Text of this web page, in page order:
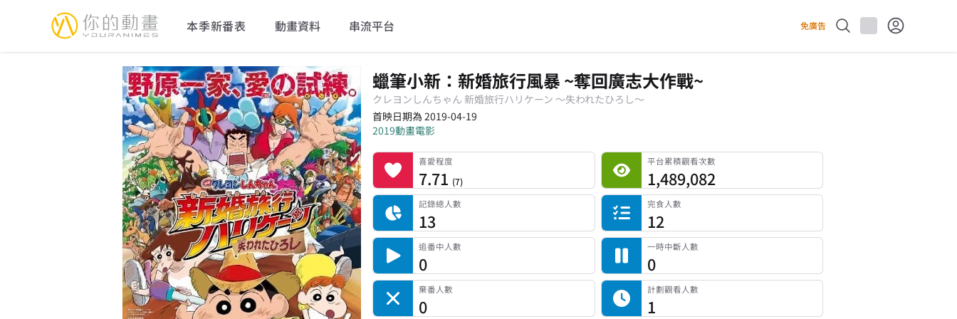
YourAnimes 你的動畫 本季新番表 動畫資料 串流平台 免廣告
蠟筆小新：新婚旅行風暴 ~奪回廣志大作戰~
クレヨンしんちゃん 新婚旅行ハリケーン 〜失われたひろし〜
首映日期為 2019-04-19
2019動畫電影
喜愛程度 喜愛程度
7.71 (7)
平台累積觀看次數 平台累積觀看次數
1,489,082
記錄總人數
記錄總人數
13
完食人數
完食人數
12
追番中人數
追番中人數
0
一時中斷人數
一時中斷人數
0
棄番人數
棄番人數
0
計劃觀看人數
計劃觀看人數
1